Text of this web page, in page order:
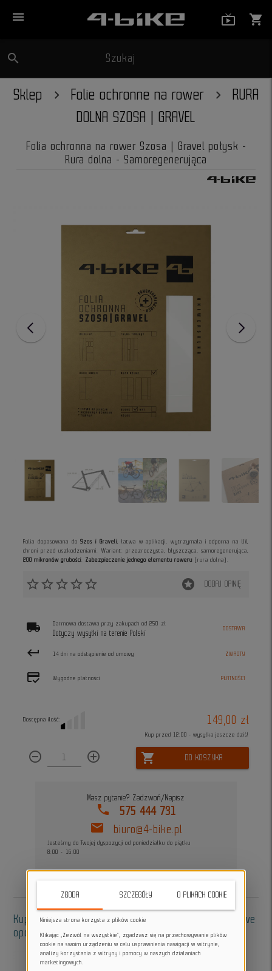
menu shopping_cart
search Szukaj
Sklep Folie ochronne na rower
RURA
DOLNA SZOSA | GRAVEL
Folia ochronna na rower Szosa | Gravel połysk -
Rura dolna - Samoregenerująca
Folia dopasowana doSzos i Graveli, łatwa w aplikacji, wytrzymała i odporna na UV,
chroni przed uszkodzeniami. Wariant: przezroczysta, błyszcząca, samoregenerująca,
200 mikronów grubości. Zabezpieczenie jednego elementu roweru (rura dolna).
star_borderstar_borderstar_borderstar_borderstar_border stars DODAJ OPINIĘ
local_shipping Darmowa dostawa przy zakupach od 250 zł
Dotyczy wysyłki na terenie Polski
DOSTAWA
keyboard_return 14 dni na odstąpienie od umowy ZWROTY
credit_score Wygodne płatności PŁATNOŚCI
Dostępna ilość: 149,00 zł
Kup przed 12:00 - wysyłka jeszcze dziś!
remove_circle_outline add_circle_outline shopping_cart DO KOSZYKA
Masz pytanie? Zadzwoń/Napisz
phone 575 444 731
mail biuro@4-bike.pl
Jesteśmy do Twojej dyspozycji od poniedziałku do piątku
8:00 - 16:00
Kup w zestawie - akcesoria do oklejania, dodatkowe
opcje:
ZGODA SZCZEGÓŁY O PLIKACH COOKIE
Niniejsza strona korzysta z plików cookie
Klikając „Zezwól na wszystkie”, zgadzasz się na przechowywanie plików
cookie na swoim urządzeniu w celu usprawnienia nawigacji w witrynie,
analizy korzystania z witryny i pomocy w naszych działaniach
marketingowych.